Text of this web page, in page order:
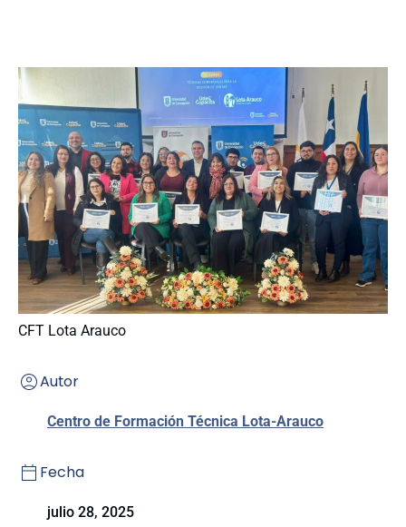
CFT Lota Arauco
Autor
Centro de Formación Técnica Lota-Arauco
Fecha
julio 28, 2025